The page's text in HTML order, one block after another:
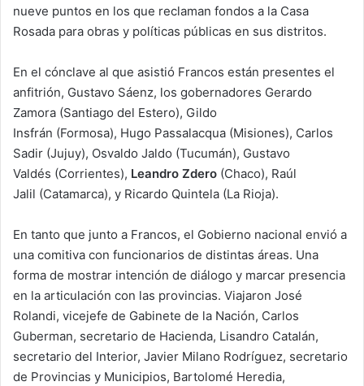
nueve puntos en los que reclaman fondos a la Casa
Rosada para obras y políticas públicas en sus distritos.
En el cónclave al que asistió Francos están presentes el
anfitrión, Gustavo Sáenz, los gobernadores Gerardo
Zamora (Santiago del Estero), Gildo
Insfrán (Formosa), Hugo Passalacqua (Misiones), Carlos
Sadir (Jujuy), Osvaldo Jaldo (Tucumán), Gustavo
Valdés (Corrientes), Leandro Zdero (Chaco), Raúl
Jalil (Catamarca), y Ricardo Quintela (La Rioja).
En tanto que junto a Francos, el Gobierno nacional envió a
una comitiva con funcionarios de distintas áreas. Una
forma de mostrar intención de diálogo y marcar presencia
en la articulación con las provincias. Viajaron José
Rolandi, vicejefe de Gabinete de la Nación, Carlos
Guberman, secretario de Hacienda, Lisandro Catalán,
secretario del Interior, Javier Milano Rodríguez, secretario
de Provincias y Municipios, Bartolomé Heredia,